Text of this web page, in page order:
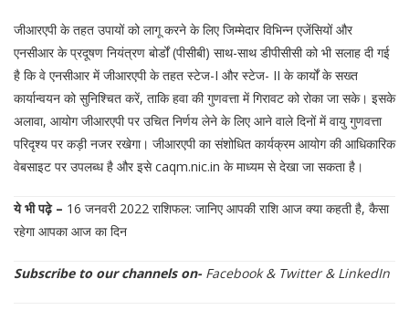
जीआरएपी के तहत उपायों को लागू करने के लिए जिम्मेदार विभिन्न एजेंसियों और
एनसीआर के प्रदूषण नियंत्रण बोर्डों (पीसीबी) साथ-साथ डीपीसीसी को भी सलाह दी गई
है कि वे एनसीआर में जीआरएपी के तहत स्टेज-I और स्टेज- II के कार्यों के सख्त
कार्यान्वयन को सुनिश्चित करें, ताकि हवा की गुणवत्ता में गिरावट को रोका जा सके। इसके
अलावा, आयोग जीआरएपी पर उचित निर्णय लेने के लिए आने वाले दिनों में वायु गुणवत्ता
परिदृश्य पर कड़ी नजर रखेगा। जीआरएपी का संशोधित कार्यक्रम आयोग की आधिकारिक
वेबसाइट पर उपलब्ध है और इसे caqm.nic.in के माध्यम से देखा जा सकता है।
ये भी पढ़े – 16 जनवरी 2022 राशिफल: जानिए आपकी राशि आज क्या कहती है, कैसा
रहेगा आपका आज का दिन
Subscribe to our channels on- Facebook& Twitter& LinkedIn